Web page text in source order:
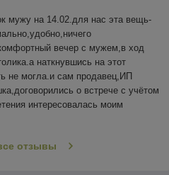
мужу на 14.02.для нас эта вещь-
вечер с мужем,в ход
наткнувшись на этот
не могла.и сам продавец,ИП
о встрече с учётом
интересовалась моим
отзывы